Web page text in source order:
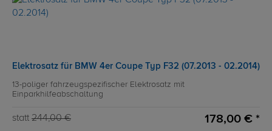
Elektrosatz für BMW 4er Coupe Typ F32 (07.2013 - 02.2014)
13-poliger fahrzeugspezifischer Elektrosatz mit
Einparkhilfeabschaltung
statt 244,00 € 178,00 € *